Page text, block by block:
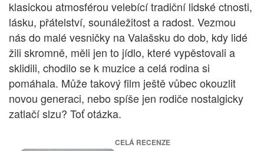
klasickou atmosférou velebící tradiční lidské ctnosti,
lásku, přátelství, sounáležitost a radost. Vezmou
nás do malé vesničky na Valašsku do dob, kdy lidé
žili skromně, měli jen to jídlo, které vypěstovali a
sklidili, chodilo se k muzice a celá rodina si
pomáhala. Může takový film ještě vůbec okouzlit
novou generaci, nebo spíše jen rodiče nostalgicky
zatlačí slzu? Toť otázka.
CELÁ RECENZE